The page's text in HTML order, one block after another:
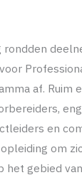
af. Ruim
en
om
het gebied